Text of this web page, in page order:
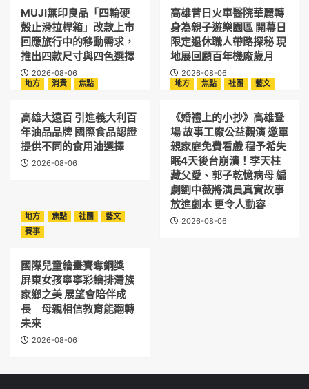
MUJI無印良品「四輪硬
殼止滑拉桿箱」改款上市
回應旅行中的移動需求，
推出四款尺寸與四色選擇
2026-08-06
高雄昔日火車醫院華麗轉
身為親子遊樂園區 開幕日
限定退休職人帶路探秘 現
地展回顧百年機廠歲月
2026-08-06
地方
消費 焦點
高雄大遠百 引進義大利百
年油品品牌 國際食品認證
提供不同的食用油選擇
2026-08-06
地方 焦點 社團 藝文
《婚禮上的小抄》高雄登
場 故事工廠公益觀演 邀單
親家庭免費看戲 程予希失
眠4天後台崩潰！李天柱
藏父愛、郭子乾憶病母 編
劇劉中薇將演員真實故事
放進劇本 更令人動容
2026-08-06
地方 焦點 社團
藝文
賽事
國際兒童繪畫賽奪銅獎
屏東女孩寧寧彩繪排灣族
家鄉之美 展望會陪伴成
長 母親相信教育能翻轉
未來
2026-08-06